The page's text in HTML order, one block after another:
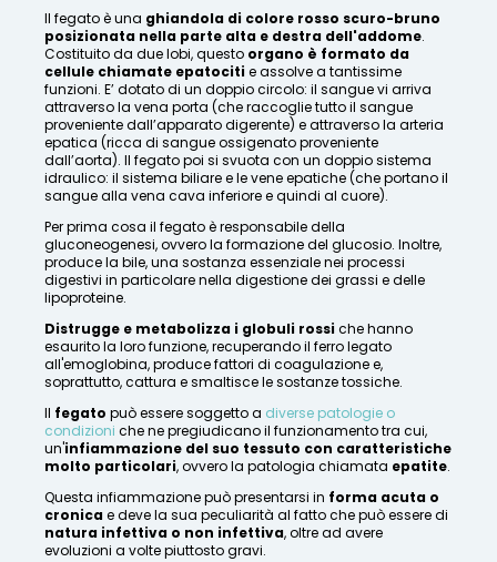
Il fegato è una ghiandola di colore rosso scuro-bruno
posizionata nella parte alta e destra dell'addome.
Costituito da due lobi, questo organo è formato da
cellule chiamate epatocitie assolve a tantissime
funzioni. E’ dotato di un doppio circolo: il sangue vi arriva
attraverso la vena porta (che raccoglie tutto il sangue
proveniente dall’apparato digerente) e attraverso la arteria
epatica (ricca di sangue ossigenato proveniente
dall’aorta). Il fegato poi si svuota con un doppio sistema
idraulico: il sistema biliare e le vene epatiche (che portano il
sangue alla vena cava inferiore e quindi al cuore).
Per prima cosa il fegato è responsabile della
gluconeogenesi, ovvero la formazione del glucosio. Inoltre,
produce la bile, una sostanza essenziale nei processi
digestivi in particolare nella digestione dei grassi e delle
lipoproteine.
Distrugge e metabolizza i globuli rossiche hanno
esaurito la loro funzione, recuperando il ferro legato
all'emoglobina, produce fattori di coagulazione e,
soprattutto, cattura e smaltisce le sostanze tossiche.
Il fegato può essere soggetto a diverse patologie o
condizioni che ne pregiudicano il funzionamento tra cui,
un'infiammazione del suo tessuto con caratteristiche
molto particolari, ovvero la patologia chiamata epatite.
Questa infiammazione può presentarsi in forma acuta o
cronicae deve la sua peculiarità al fatto che può essere di
natura infettiva o non infettiva, oltre ad avere
evoluzioni a volte piuttosto gravi.